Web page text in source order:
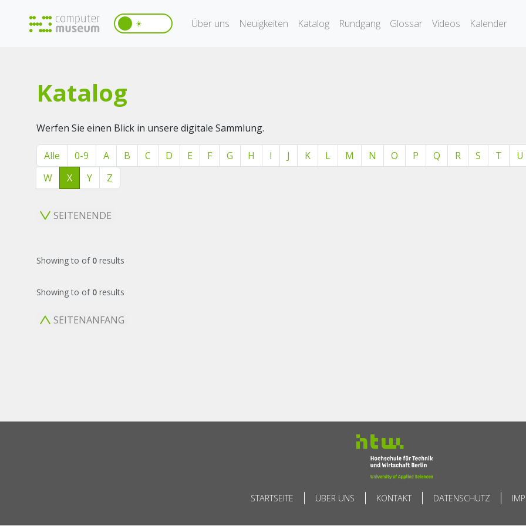
☀️ Über uns Neuigkeiten Katalog Rundgang Glossar Videos Kalender
Katalog
Werfen Sie einen Blick in unsere digitale Sammlung.
Alle 0-9 A B C D E F G H I J K L M N O P Q R S T U
W
X Y Z
SEITENENDE
Showingto of 0 results
Showingto of 0 results
SEITENANFANG
STARTSEITE ÜBER UNS KONTAKT DATENSCHUTZ